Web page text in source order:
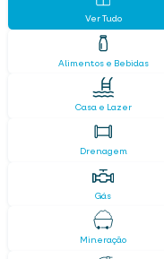
Ver Tudo
Alimentos e Bebidas
Casa e Lazer
Drenagem
Gás
Mineração